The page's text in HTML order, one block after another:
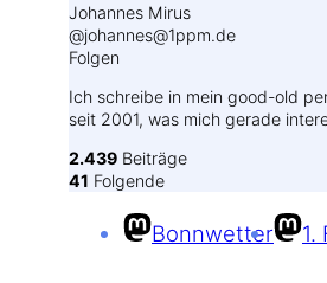
Johannes Mirus
@johannes@1ppm.de
Folgen
Ich schreibe in mein good-old
seit 2001, was mich gerade
2.439 Beiträge
41 Folgende
Bonnwetter 1.